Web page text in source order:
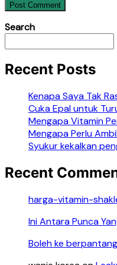
Search
Recent Posts
Kenapa Saya Tak
Cuka Epal untuk
Mengapa Vitamin
Mengapa Perlu
Syukur kekalkan
Recent
harga-vitamin-
Ini Antara Punca
Boleh ke